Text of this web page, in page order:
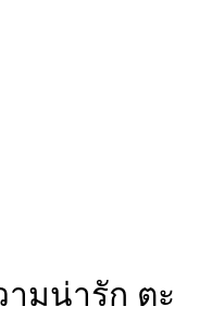
ามน่ารัก ตะ